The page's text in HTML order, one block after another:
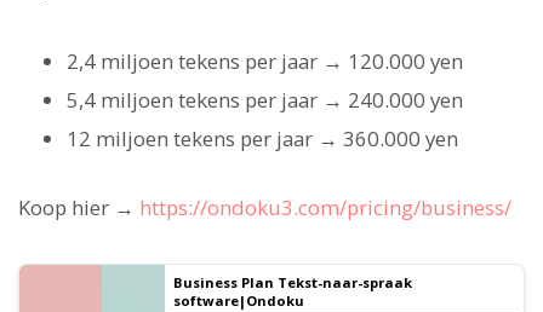
2,4 miljoen tekens per jaar → 120.000 yen
5,4 miljoen tekens per jaar → 240.000 yen
12 miljoen tekens per jaar → 360.000 yen
Koop hier → https://ondoku3.com/pricing/business/
Business Plan Tekst-naar-spraak
software|Ondoku